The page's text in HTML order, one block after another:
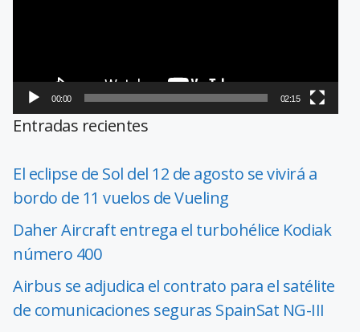
00:00 02:15
Entradas recientes
El eclipse de Sol del 12 de agosto se vivirá a
bordo de 11 vuelos de Vueling
Daher Aircraft entrega el turbohélice Kodiak
número 400
Airbus se adjudica el contrato para el satélite
de comunicaciones seguras SpainSat NG-III